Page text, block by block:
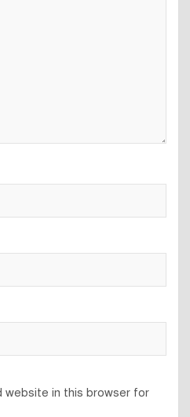
website in this browser for